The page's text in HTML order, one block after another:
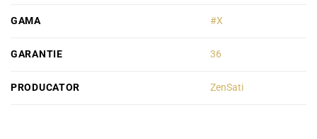
GAMA #X
GARANTIE 36
PRODUCATOR ZenSati